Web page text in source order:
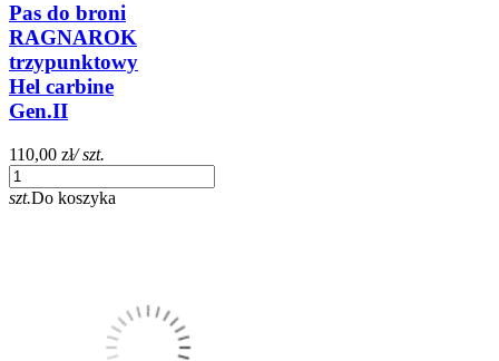
Pas do broni
RAGNAROK
trzypunktowy
Hel carbine
Gen.II
110,00 zł/ szt.
szt.Do koszyka